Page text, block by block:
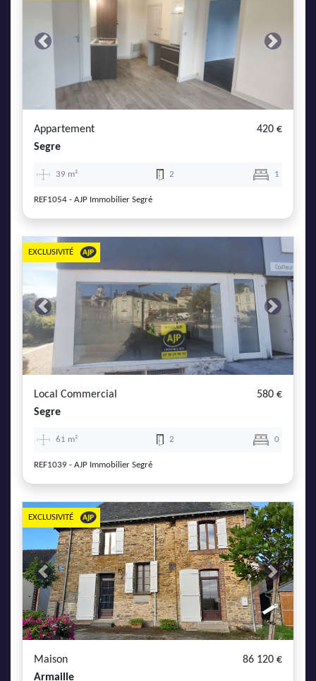
Previous Next
Appartement
420 €
Segre
39 m² 2 1
REF1054 - AJP Immobilier Segré
Previous Next
EXCLUSIVITÉ
Local Commercial
580 €
Segre
61 m² 2 0
REF1039 - AJP Immobilier Segré
Previous Next
EXCLUSIVITÉ
Maison
86 120 €
Armaille